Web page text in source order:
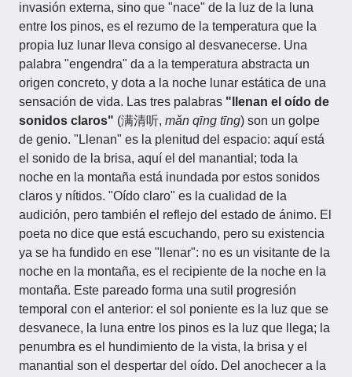
invasión externa, sino que "nace" de la luz de la luna
entre los pinos, es el rezumo de la temperatura que la
propia luz lunar lleva consigo al desvanecerse. Una
palabra "engendra" da a la temperatura abstracta un
origen concreto, y dota a la noche lunar estática de una
sensación de vida. Las tres palabras "llenan el oído de
sonidos claros" (满清听, mǎn qīng tīng) son un golpe
de genio. "Llenan" es la plenitud del espacio: aquí está
el sonido de la brisa, aquí el del manantial; toda la
noche en la montaña está inundada por estos sonidos
claros y nítidos. "Oído claro" es la cualidad de la
audición, pero también el reflejo del estado de ánimo. El
poeta no dice que está escuchando, pero su existencia
ya se ha fundido en ese "llenar": no es un visitante de la
noche en la montaña, es el recipiente de la noche en la
montaña. Este pareado forma una sutil progresión
temporal con el anterior: el sol poniente es la luz que se
desvanece, la luna entre los pinos es la luz que llega; la
penumbra es el hundimiento de la vista, la brisa y el
manantial son el despertar del oído. Del anochecer a la